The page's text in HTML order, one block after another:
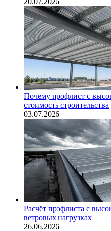
Почему профлист с
стоимость строительства
03.07.2026
Расчёт профлиста с
ветровых нагрузках
26.06.2026